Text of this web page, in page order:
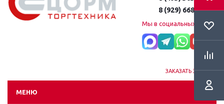
8 (929) 668-95-35
Мы в социальных сетях:
ЗАКАЗАТЬ ЗВОНОК
МЕНЮ